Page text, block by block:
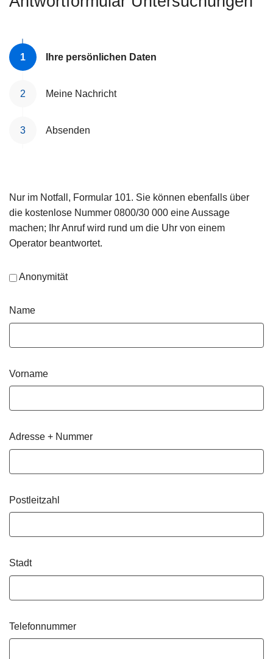
Ihre persönlichen Daten
Meine Nachricht
Absenden
Nur im Notfall, Formular 101. Sie können ebenfalls über
die kostenlose Nummer 0800/30 000 eine Aussage
machen; Ihr Anruf wird rund um die Uhr von einem
Operator beantwortet.
Anonymität
Name
Vorname
Adresse + Nummer
Postleitzahl
Stadt
Telefonnummer